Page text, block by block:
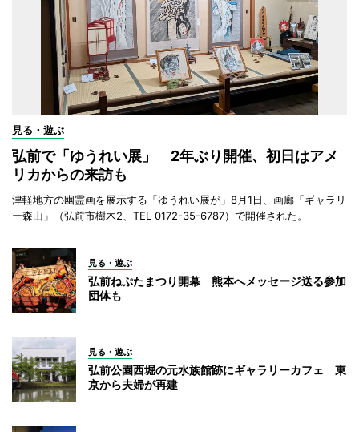
見る・遊ぶ
弘前で「ゆうれい展」 2年ぶり開催、初日はアメ
リカからの来訪も
津軽地方の幽霊画を展示する「ゆうれい展が」8月1日、画廊「ギャラリ
ー森山」（弘前市樹木2、TEL 0172-35-6787）で開催された。
見る・遊ぶ
弘前ねぷたまつり開幕 熊本へメッセージ送る参加
団体も
見る・遊ぶ
弘前公園西堀の元水族館跡にギャラリーカフェ 東
京から夫婦が再建